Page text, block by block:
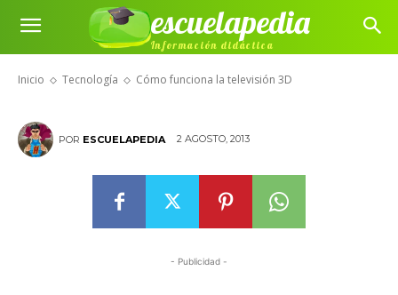
escuelapedia
Información didáctica
Inicio Tecnología Cómo funciona la televisión 3D
Cómo funciona la televisión 3D
POR ESCUELAPEDIA 2 AGOSTO, 2013
- Publicidad -